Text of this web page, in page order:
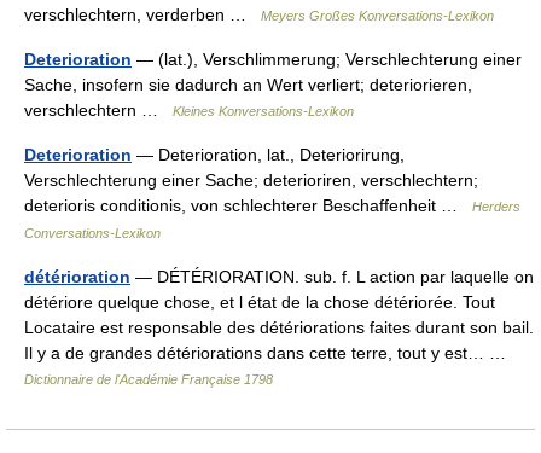
verschlechtern, verderben …
Meyers Großes Konversations-Lexikon
Deterioration — (lat.), Verschlimmerung; Verschlechterung einer
Sache, insofern sie dadurch an Wert verliert; deteriorieren,
verschlechtern …
Kleines Konversations-Lexikon
Deterioration — Deterioration, lat., Deteriorirung,
Verschlechterung einer Sache; deterioriren, verschlechtern;
deterioris conditionis, von schlechterer Beschaffenheit …
Herders
Conversations-Lexikon
détérioration — DÉTÉRIORATION. sub. f. L action par laquelle on
détériore quelque chose, et l état de la chose détériorée. Tout
Locataire est responsable des détériorations faites durant son bail.
Il y a de grandes détériorations dans cette terre, tout y est… …
Dictionnaire de l'Académie Française 1798